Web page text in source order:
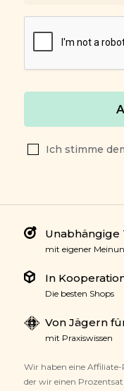
Ich stimme
Unabhängige
mit eigener
In
Die besten Shops
Von Jägern
mit Praxiswissen
Wir haben eine
der wir einen